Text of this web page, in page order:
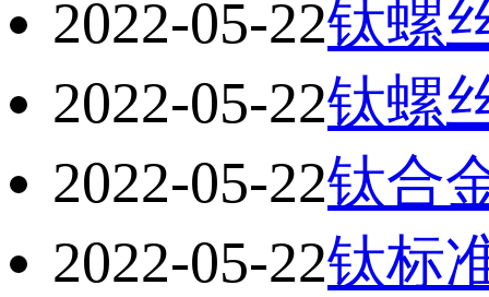
2022-05-22钛螺
2022-05-22钛螺
2022-05-22钛合
2022-05-22钛标